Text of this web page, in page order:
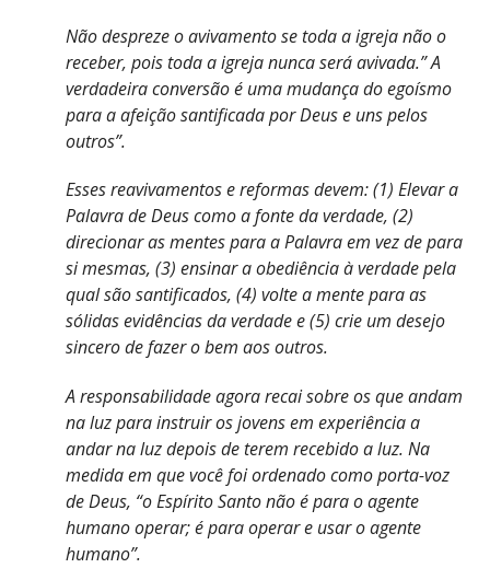
Não despreze o avivamento se toda a igreja não o
receber, pois toda a igreja nunca será avivada.” A
verdadeira conversão é uma mudança do egoísmo
para a afeição santificada por Deus e uns pelos
outros”.
Esses reavivamentos e reformas devem: (1) Elevar a
Palavra de Deus como a fonte da verdade, (2)
direcionar as mentes para a Palavra em vez de para
si mesmas, (3) ensinar a obediência à verdade pela
qual são santificados, (4) volte a mente para as
sólidas evidências da verdade e (5) crie um desejo
sincero de fazer o bem aos outros.
A responsabilidade agora recai sobre os que andam
na luz para instruir os jovens em experiência a
andar na luz depois de terem recebido a luz. Na
medida em que você foi ordenado como porta-voz
de Deus, “o Espírito Santo não é para o agente
humano operar; é para operar e usar o agente
humano”.